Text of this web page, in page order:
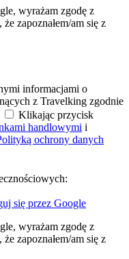
wyrażam zgodę z
zapoznałem/am się z
informacjami o
z Travelking zgodnie
Klikając przycisk
handlowymi i
ochrony danych
się przez Google
wyrażam zgodę z
zapoznałem/am się z